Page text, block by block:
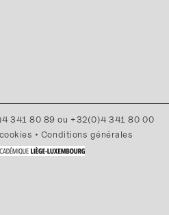
341 80 89 ou +32(0)4 341 80 00
• Conditions générales